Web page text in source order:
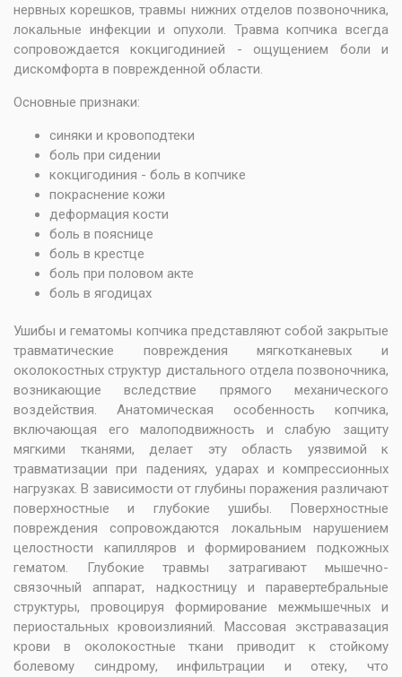
нервных корешков, травмы нижних отделов позвоночника,
локальные инфекции и опухоли. Травма копчика всегда
сопровождается кокцигодинией - ощущением боли и
дискомфорта в поврежденной области.
Основные признаки:
синяки и кровоподтеки
боль при сидении
кокцигодиния - боль в копчике
покраснение кожи
деформация кости
боль в пояснице
боль в крестце
боль при половом акте
боль в ягодицах
Ушибы и гематомы копчика представляют собой закрытые
травматические повреждения мягкотканевых и
околокостных структур дистального отдела позвоночника,
возникающие вследствие прямого механического
воздействия. Анатомическая особенность копчика,
включающая его малоподвижность и слабую защиту
мягкими тканями, делает эту область уязвимой к
травматизации при падениях, ударах и компрессионных
нагрузках. В зависимости от глубины поражения различают
поверхностные и глубокие ушибы. Поверхностные
повреждения сопровождаются локальным нарушением
целостности капилляров и формированием подкожных
гематом. Глубокие травмы затрагивают мышечно-
связочный аппарат, надкостницу и паравертебральные
структуры, провоцируя формирование межмышечных и
периостальных кровоизлияний. Массовая экстравазация
крови в околокостные ткани приводит к стойкому
болевому синдрому, инфильтрации и отеку, что